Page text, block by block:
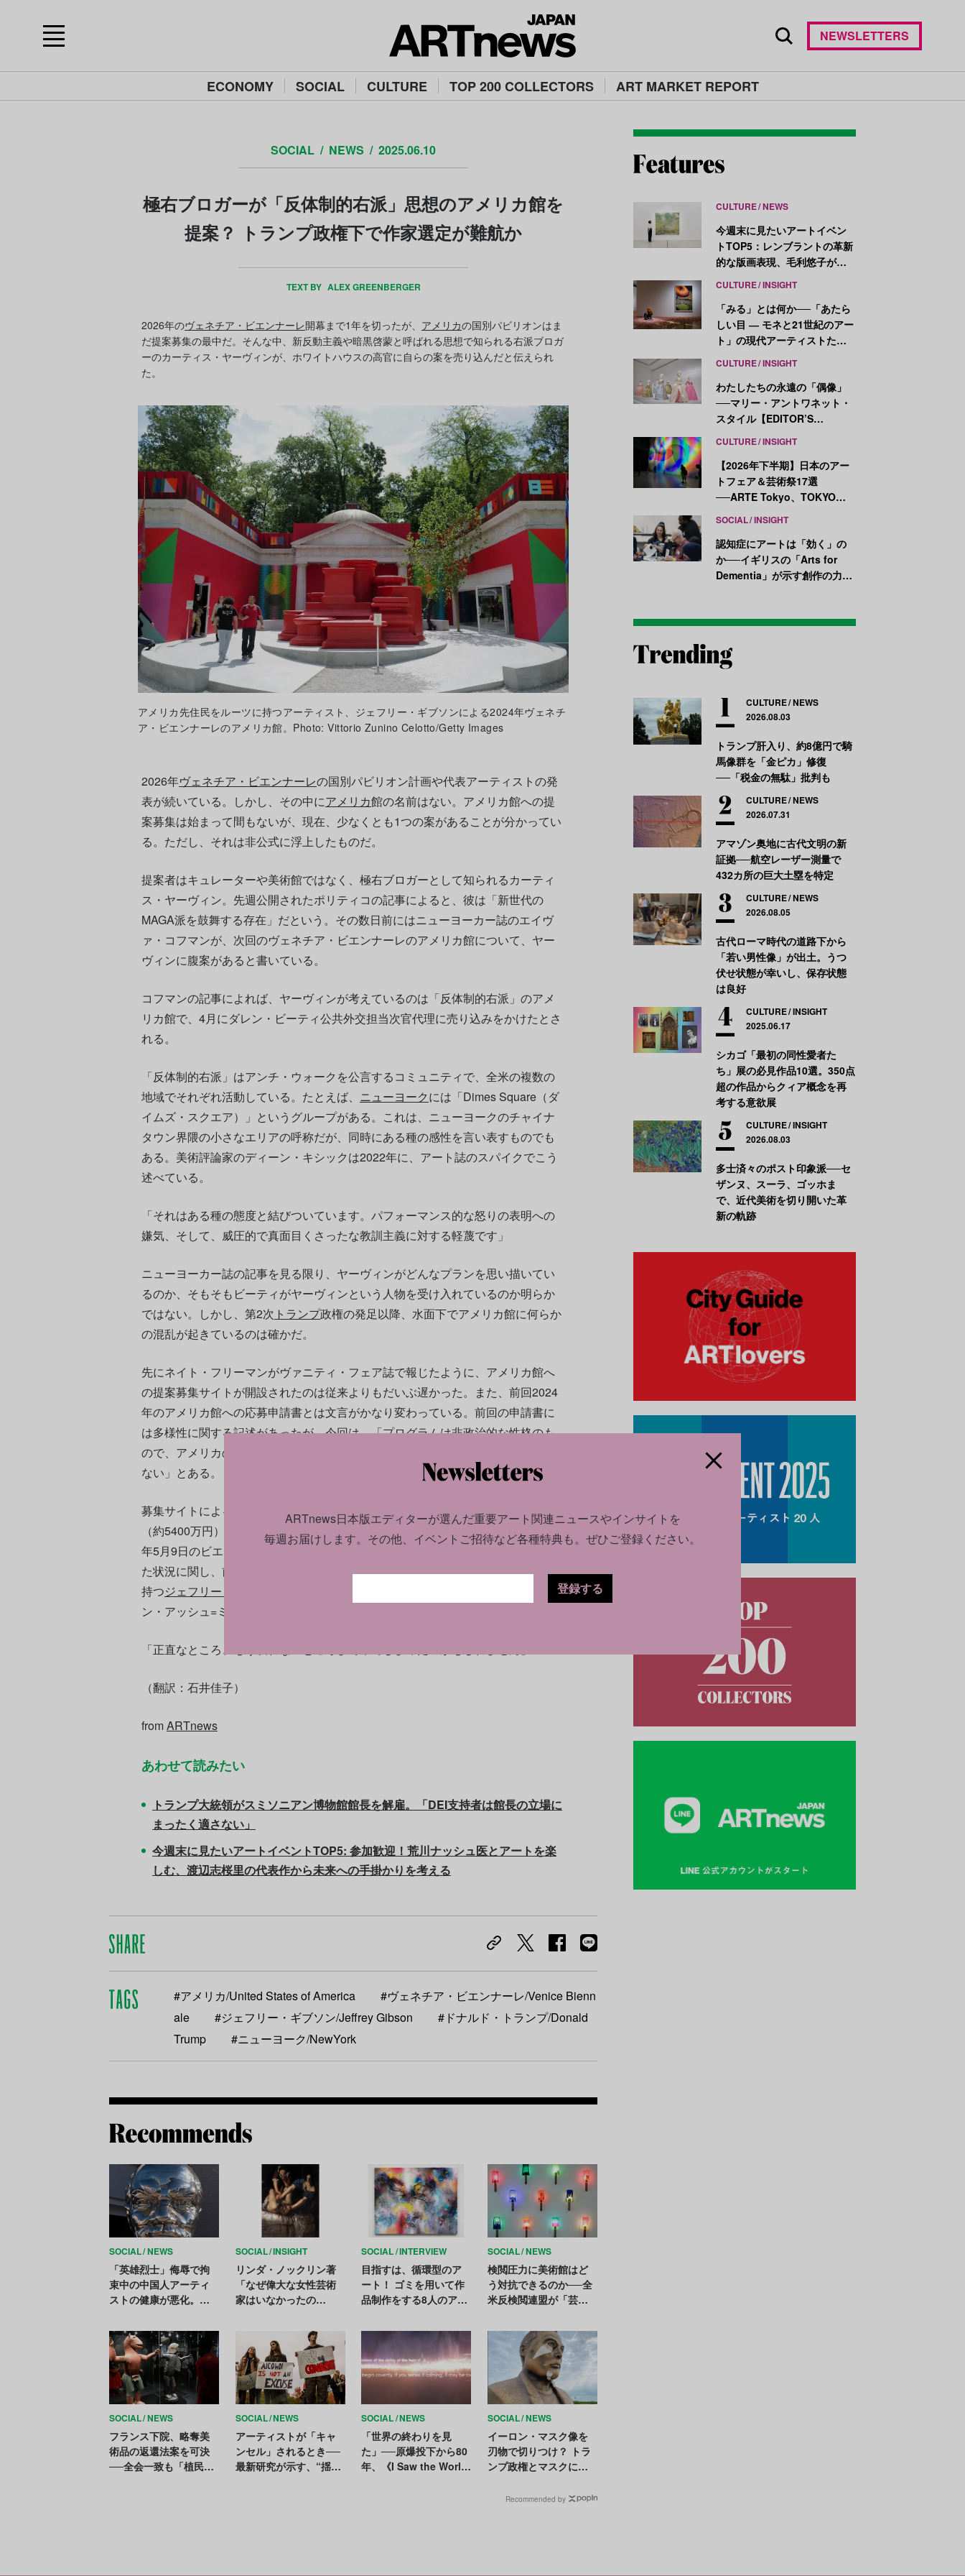
ECONOMY SOCIAL CULTURE TOP 200 COLLECTORS ART MARKET REPORT
NEWSLETTERS
SOCIAL NEWS 2025.06.10
極右ブロガーが「反体制的右派」思想のアメリカ館を
提案？ トランプ政権下で作家選定が難航か
TEXT BY ALEX GREENBERGER
2026年のヴェネチア・ビエンナーレ開幕まで1年を切ったが、 アメリカの国別パビリオンはま
だ提案募集の最中だ。そんな中、新反動主義や暗黒啓蒙と呼ばれる思想で知られる右派ブロガ
ーのカーティス・ヤーヴィンが、ホワイトハウスの高官に自らの案を売り込んだと伝えられ
た。
アメリカ先住民をルーツに持つアーティスト、ジェフリー・ギブソンによる2024年ヴェネチ
ア・ビエンナーレのアメリカ館。Photo: Vittorio Zunino Celotto/Getty Images
2026年ヴェネチア・ビエンナーレの国別パビリオン計画や代表アーティストの発
表が続いている。しかし、その中にアメリカ館の名前はない。アメリカ館への提
案募集は始まって間もないが、現在、少なくとも1つの案があることが分かってい
る。ただし、それは非公式に浮上したものだ。
提案者はキュレーターや美術館ではなく、極右ブロガーとして知られるカーティ
ス・ヤーヴィン。先週公開されたポリティコの記事によると、彼は「新世代の
MAGA派を鼓舞する存在」だという。その数日前にはニューヨーカー誌のエイヴ
ァ・コフマンが、次回のヴェネチア・ビエンナーレのアメリカ館について、ヤー
ヴィンに腹案があると書いている。
コフマンの記事によれば、ヤーヴィンが考えているのは「反体制的右派」のアメ
リカ館で、4月にダレン・ビーティ公共外交担当次官代理に売り込みをかけたとさ
れる。
「反体制的右派」はアンチ・ウォークを公言するコミュニティで、全米の複数の
地域でそれぞれ活動している。たとえば、 ニューヨークには「Dimes Square（ダ
イムズ・スクエア）」というグループがある。これは、ニューヨークのチャイナ
タウン界隈の小さなエリアの呼称だが、同時にある種の感性を言い表すものでも
ある。美術評論家のディーン・キシックは2022年に、アート誌のスパイクでこう
述べている。
「それはある種の態度と結びついています。パフォーマンス的な怒りの表明への
嫌気、そして、威圧的で真面目くさったな教訓主義に対する軽蔑です」
ニューヨーカー誌の記事を見る限り、ヤーヴィンがどんなプランを思い描いてい
るのか、そもそもビーティがヤーヴィンという人物を受け入れているのか明らか
ではない。しかし、第2次 トランプ政権の発足以降、水面下でアメリカ館に何らか
の混乱が起きているのは確かだ。
先にネイト・フリーマンがヴァニティ・フェア誌で報じたように、アメリカ館へ
の提案募集サイトが開設されたのは従来よりもだいぶ遅かった。また、前回2024
年のアメリカ館への応募申請書とは文言がかなり変わっている。前回の申請書に
は多様性に関する記述があったが、今回は、「プログラムは非政治的な性格のも
ので、アメリカの政治面、社会面、文化面の外交方針を表すものでなければなら
ない」とある。
募集サイトによると、応募締め切りは7月30日で、教育文化局から37万5000ドル
（約5400万円）の助成金が出る採択案は9月1日までに発表される。つまり、2026
年5月9日のビエンナーレ開幕まで、制作に費やせる期間は1年に満たない。こうし
た状況に関し、前回のビエンナーレのアメリカ館代表作家で、先住民にルーツを
持つジェフリー・ギブソン
ン・アッシュ=ミルビーは、5月にヴァニティ・フェア誌でこう語っている。
「正直なところ、もう戻れないところまで来てしまったのかもしれません」
（翻訳：石井佳子）
fromARTnews
あわせて読みたい
トランプ大統領がスミソニアン博物館館長を解雇。「DEI支持者は館長の立場に
まったく適さない」
今週末に見たいアートイベントTOP5: 参加歓迎！荒川ナッシュ医とアートを楽
しむ、渡辺志桜里の代表作から未来への手掛かりを考える
#アメリカ/United States of America
#ヴェネチア・ビエンナーレ/Venice Bienn
ale
#ジェフリー・ギブソン/Jeffrey Gibson
#ドナルド・トランプ/Donald
Trump
#ニューヨーク/NewYork
SOCIAL NEWS
「英雄烈士」侮辱で拘
束中の中国人アーティ
ストの健康が悪化。人
求
SOCIAL INSIGHT
リンダ・ノックリン著
「なぜ偉大な女性芸術
家はいなかったの
スト美術史家が突きつ
ける問い【アートで祝
う国際女性デー】
SOCIAL INTERVIEW
目指すは、循環型のア
ート！ ゴミを用いて作
品制作をする8人のアー
SOCIAL NEWS
検閲圧力に美術館はど
う対抗できるのか──全
米反検閲連盟が「芸術
を公開
SOCIAL NEWS
フランス下院、略奪美
術品の返還法案を可決
──全会一致も「植民地
SOCIAL NEWS
アーティストが「キャ
ンセル」されるとき──
最新研究が示す、“揺れ
SOCIAL NEWS
「世界の終わりを見
た」──原爆投下から80
年、《I Saw the World
SOCIAL NEWS
イーロン・マスク像を
刃物で切りつけ？ トラ
ンプ政権とマスクに対
Recommended by
CULTURE NEWS
今週末に見たいアートイベン
トTOP5：レンブラントの革新
的な版画表現、毛利悠子がヴ
CULTURE INSIGHT
「みる」とは何か──「あたら
しい目 ― モネと21世紀のアー
ト」の現代アーティストたち
CULTURE INSIGHT
わたしたちの永遠の「偶像」
──マリー・アントワネット・
スタイル【EDITOR’S
CULTURE INSIGHT
【2026年下半期】日本のアー
トフェア＆芸術祭17選
──ARTE Tokyo、TOKYO
SOCIAL INSIGHT
認知症にアートは「効く」の
か──イギリスの「Arts for
Dementia」が示す創作の力
CULTURE NEWS
2026.08.03
トランプ肝入り、約8億円で騎
馬像群を「金ピカ」修復
──「税金の無駄」批判も
CULTURE NEWS
2026.07.31
アマゾン奥地に古代文明の新
証拠──航空レーザー測量で
432カ所の巨大土塁を特定
CULTURE NEWS
2026.08.05
古代ローマ時代の道路下から
「若い男性像」が出土。うつ
伏せ状態が幸いし、保存状態
は良好
CULTURE INSIGHT
2025.06.17
シカゴ「最初の同性愛者た
ち」展の必見作品10選。350点
超の作品からクィア概念を再
考する意欲展
CULTURE INSIGHT
2026.08.03
多士済々のポスト印象派──セ
ザンヌ、スーラ、ゴッホま
で、近代美術を切り開いた革
新の軌跡
ARTnews日本版エディターが選んだ重要アート関連ニュースやインサイトを
毎週お届けします。 その他、イベントご招待など各種特典も。ぜひご登録ください。
登録する